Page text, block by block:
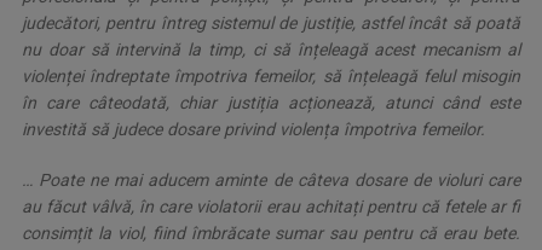
judecători, pentru întreg sistemul de justiție, astfel încât să poată
nu doar să intervină la timp, ci să înțeleagă acest mecanism al
violenței îndreptate împotriva femeilor, să înțeleagă felul misogin
în care câteodată, chiar justiția acționează, atunci când este
investită să judece dosare privind violența împotriva femeilor.
… Poate ne mai aducem aminte de câteva dosare de violuri care
au făcut vâlvă, în care violatorii erau achitați pentru că fetele ar fi
consimțit la viol, fiind îmbrăcate sumar sau pentru că erau bete.